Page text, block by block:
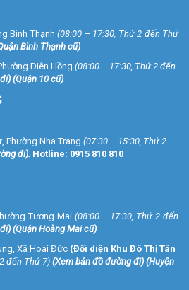
Bình Thạnh (08:00 – 17:30, Thứ 2 đến Thứ
Bình Thạnh cũ)
Diên Hồng (08:00 – 17:30, Thứ 2 đến
) (Quận 10 cũ)
Phường Nha Trang (07:30 – 15:30, Thứ 2
đi). Hotline: 0915 810 810
Tương Mai (08:00 – 17:30, Thứ 2 đến
) (Quận Hoàng Mai cũ)
Xã Hoài Đức (Đối diện Khu Đô Thị Tân
đến Thứ 7) (Xem bản đồ đường đi) (Huyện